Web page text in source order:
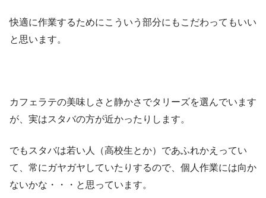
快適に作業するためにこういう部分にもこだわってもいい
と思います。
カフェラテの美味しさと静かさでタリーズを選んでいます
が、実はスタバの方が近かったりします。
でもスタバは若い人（高校生とか）であふれかえってい
て、常にガヤガヤしていたりするので、個人作業には向か
ないかな・・・と思っています。